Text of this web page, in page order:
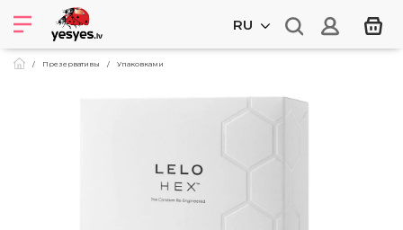
RU
Презервативы Упаковками